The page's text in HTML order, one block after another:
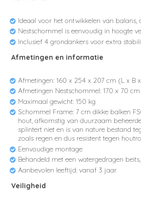
Ideaal voor het ontwikkelen van balans,
Nestschommel is eenvoudig in hoogte
Inclusief 4 grondankers voor extra
Afmetingen en informatie
Afmetingen: 160 x 254 x 207 cm (L x B
Afmetingen Nestschommel: 170 x 70
Maximaal gewicht: 150 kg
Schommel Frame: 7 cm dikke balken
hout, afkomstig van duurzaam
splintert niet en is van nature bestand
zoals regen en dus resistent tegen
Eenvoudige montage
Behandeld met een watergedragen
Aanbevolen leeftijd: vanaf 3 jaar
Veiligheid